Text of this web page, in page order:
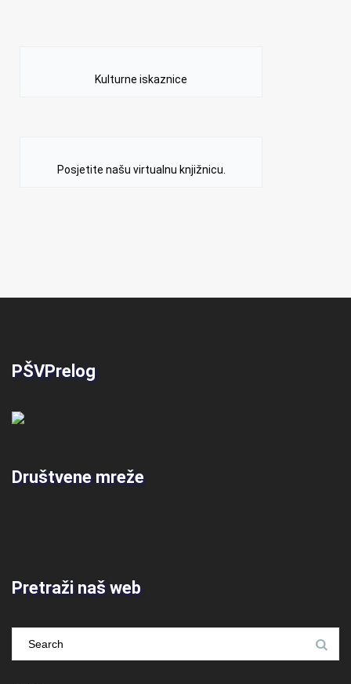
Kulturne iskaznice
Posjetite našu virtualnu knjižnicu.
PŠVPrelog
Društvene mreže
Pretraži naš web